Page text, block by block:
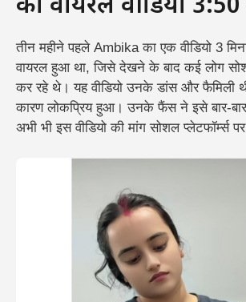
का वायरल वीडियो
तीन महीने पहले Ambika का एक वीडियो 3
वायरल हुआ था, जिसे देखने के बाद कई लोग
कर रहे थे। यह वीडियो उनके डांस और फैमिली
कारण लोकप्रिय हुआ। उनके फैंस ने इसे बार-
अभी भी इस वीडियो की मांग सोशल प्लेटफॉर्म्स